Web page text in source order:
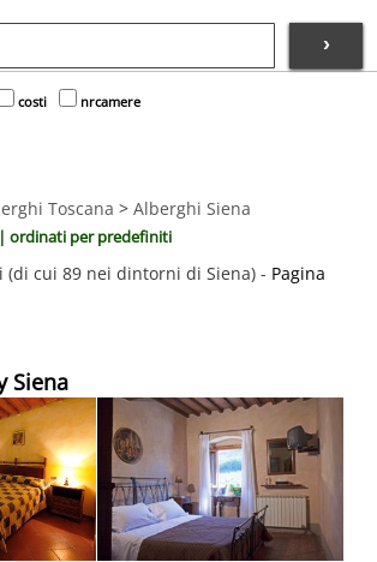
›
costi nrcamere
Toscana > Alberghi Siena
| ordinati per predefiniti
(di cui 89 nei dintorni di Siena) - Pagina
Siena